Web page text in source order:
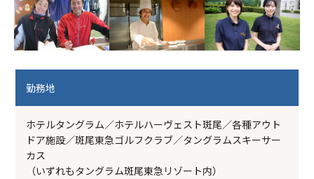
勤務地
ホテルタングラム／ホテルハーヴェスト斑尾／各種アウト
ドア施設／斑尾東急ゴルフクラブ／タングラムスキーサー
カス
（いずれもタングラム斑尾東急リゾート内）